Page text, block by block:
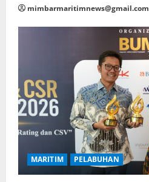
mimbarmaritimnews@gmail.com
MARITIM PELABUHAN